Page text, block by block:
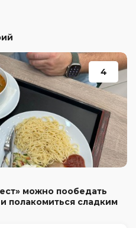
4
можно пообедать
полакомиться сладким